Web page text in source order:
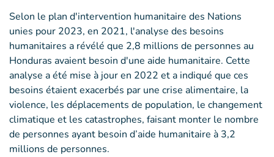
Selon le plan d'intervention humanitaire des Nations
unies pour 2023, en 2021, l'analyse des besoins
humanitaires a révélé que 2,8 millions de personnes au
Honduras avaient besoin d'une aide humanitaire. Cette
analyse a été mise à jour en 2022 et a indiqué que ces
besoins étaient exacerbés par une crise alimentaire, la
violence, les déplacements de population, le changement
climatique et les catastrophes, faisant monter le nombre
de personnes ayant besoin d’aide humanitaire à 3,2
millions de personnes.